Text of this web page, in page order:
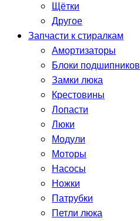
Щётки
Другое
Запчасти к стиралкам
Амортизаторы
Блоки подшипников
Замки люка
Крестовины
Лопасти
Люки
Модули
Моторы
Насосы
Ножки
Патрубки
Петли люка